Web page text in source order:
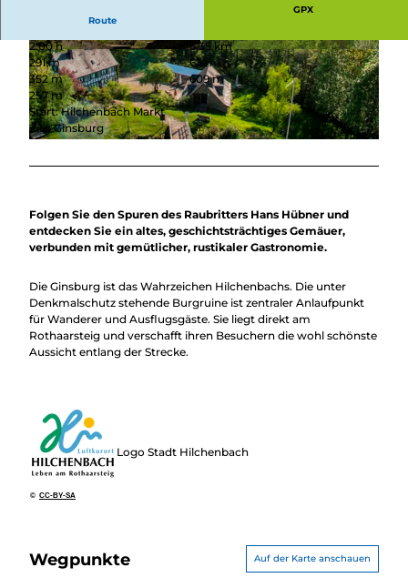
Trekkingplätze
bei uns
unterwegs
© Rothaarsteigverein e.V. / Räther |CC-BY-SA © Stadt Hilchenbach |CC-BY-SA
Route
GPX
2:00 h
6,35 km
291 m
63 m
352 m
609 m
257 m
Start: Hilchenbach Markt
Ziel: Ginsburg
Folgen Sie den Spuren des Raubritters Hans Hübner und
entdecken Sie ein altes, geschichtsträchtiges Gemäuer,
verbunden mit gemütlicher, rustikaler Gastronomie.
Die Ginsburg ist das Wahrzeichen Hilchenbachs. Die unter
Denkmalschutz stehende Burgruine ist zentraler Anlaufpunkt
für Wanderer und Ausflugsgäste. Sie liegt direkt am
Rothaarsteig und verschafft ihren Besuchern die wohl schönste
Aussicht entlang der Strecke.
© CC-BY-SA
Logo Stadt Hilchenbach
Wegpunkte Auf der Karte anschauen